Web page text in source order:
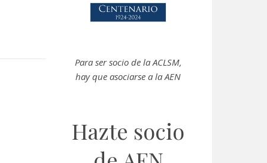
Para ser socio de laACLSM,
hay que asociarse a la AEN
Hazte socio